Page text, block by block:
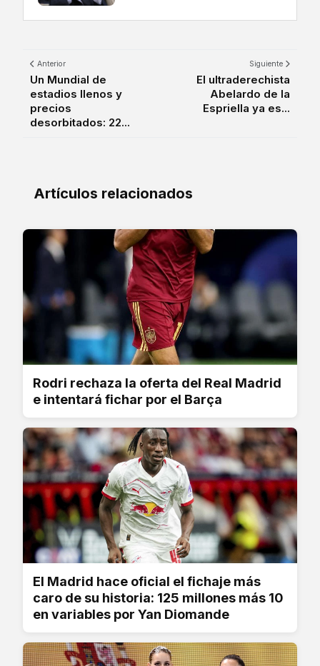
Anterior
Un Mundial de
estadios llenos y
precios
desorbitados: 22...
Siguiente
El ultraderechista
Abelardo de la
Espriella ya es...
Artículos relacionados
Rodri rechaza la oferta del Real Madrid
e intentará fichar por el Barça
El Madrid hace oficial el fichaje más
caro de su historia: 125 millones más 10
en variables por Yan Diomande